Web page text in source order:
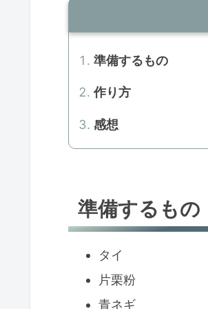
準備するもの
作り方
感想
準備するもの
タイ
片栗粉
青ネギ